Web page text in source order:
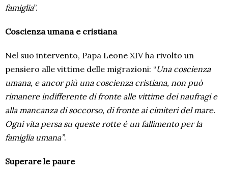
famiglia”.
Coscienza umana e cristiana
Nel suo intervento, Papa Leone XIV ha rivolto un
pensiero alle vittime delle migrazioni: “Una coscienza
umana, e ancor più una coscienza cristiana, non può
rimanere indifferente di fronte alle vittime dei naufragi e
alla mancanza di soccorso, di fronte ai cimiteri del mare.
Ogni vita persa su queste rotte è un fallimento per la
famiglia umana”.
Superare le paure